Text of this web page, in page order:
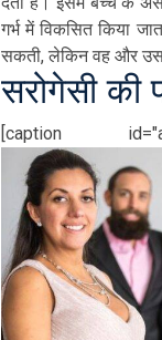
गर्भ में विकसित किया
सकती, लेकिन वह और
सरोगेसी की
[caption